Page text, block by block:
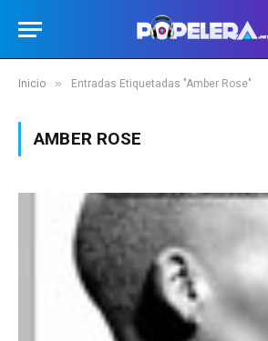
Inicio » Entradas Etiquetadas "Amber Rose"
AMBER ROSE